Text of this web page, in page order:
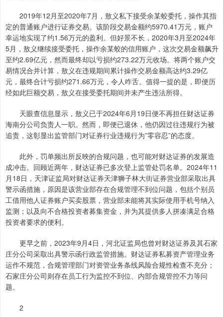
2019年12月至2020年7月，敖义私下接受余某蛟委托，操作其指
定的普通账户进行证券交易。该阶段交易金额约5970.41万元，账户
幸运地实现了约1.56万元的盈利。但好景不长，2020年3月至2024年
5月，敖义继续接受委托，操作余某蛟的信用账户，这次交易金额飙升
至约2.69亿元，然而最终却以亏损约273.22万元收场。将两个账户交
易情况合并计算，敖义在违规期间累计操作交易金额高达约3.29亿
元，最终合计亏损约271.66万元，令人咋舌。值得一提的是，即便历
经如此巨额交易，敖义在接受委托期间并未产生违法所得。
天眼查信息显示，敖义已于2024年6月19日便不再担任财达证券
海南分公司负责人一职。然而，即便已退休，他仍因过往违规行为被
追责，这彰显出监管部门对证券行业违规行为”零容忍”的态度。
此外，罚单频出所反映的合规问题，也可能对财达证券的发展造
成冲击。回顾近两年，财达证券已多次登上监管处罚名单。2024年11
月18日，天津证监局对财达证券天津狮子林大街证券营业部采取出具
警示函措施，原因是该营业部存在合规管理不到位问题，包括个别员
工借用他人证券账户买卖股票，营业部未能将其实际使用手机号纳入
监测；以及向不合格投资者募集资金，并为其提供多人拼凑满足合格
投资者要求的便利。
更早之前，2023年9月4日，河北证监局也曾对财达证券及其石家
庄分公司采取出具警示函行政监管措施。财达证券私募资产管理业务
运作不规范，合规管理部门对资管业务条线风险合规性检查不充分；
石家庄分公司则存在员工行为监控不到位、内部合规管控不力等问
题。
2